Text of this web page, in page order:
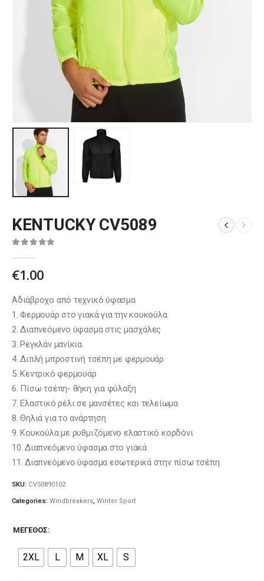
KENTUCKY CV5089
€1.00
Αδιάβροχο από τεχνικό ύφασμα
1. Φερμουάρ στο γιακά για την κουκούλα
2. Διαπνεόμενο ύφασμα στις μασχάλες
3. Ρεγκλάν μανίκια
4. Διπλή μπροστινή τσέπη με φερμουάρ
5. Κεντρικό φερμουάρ
6. Πίσω τσέπη- θήκη για φύλαξη
7. Ελαστικό ρέλι σε μανσέτες και τελείωμα
8. Θηλιά για το ανάρτηση
9. Κουκούλα με ρυθμιζόμενο ελαστικό κορδόνι
10. Διαπνεόμενο ύφασμα στο γιακά
11. Διαπνεόμενο ύφασμα εσωτερικά στην πίσω τσέπη
SKU: CV50890102
Categories: Windbreakers, Winter Sport
ΜΈΓΕΘΟΣ
2XL L M XL S